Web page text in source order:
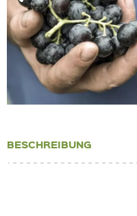
BESCHREIBUNG